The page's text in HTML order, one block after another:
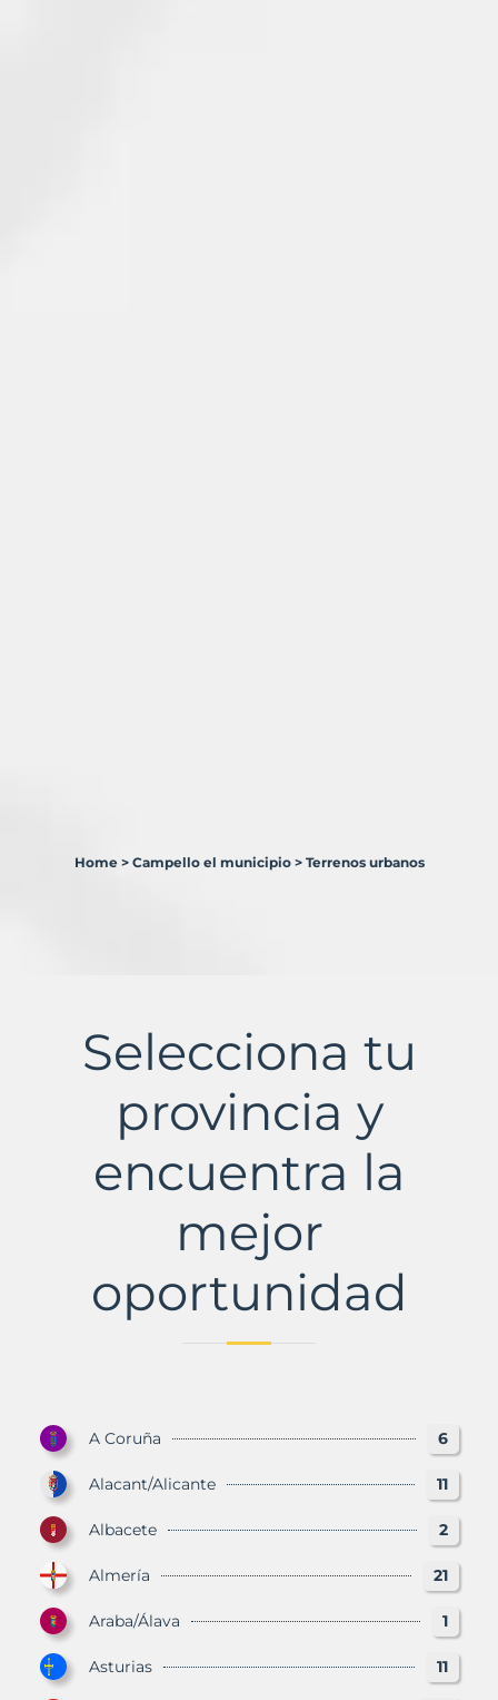
Murbalands
Home > Campello el municipio > Terrenos urbanos
Selecciona tu
provincia y
encuentra la
mejor
oportunidad
A Coruña 6
Alacant/Alicante 11
Albacete 2
Almería 21
Araba/Álava 1
Asturias 11